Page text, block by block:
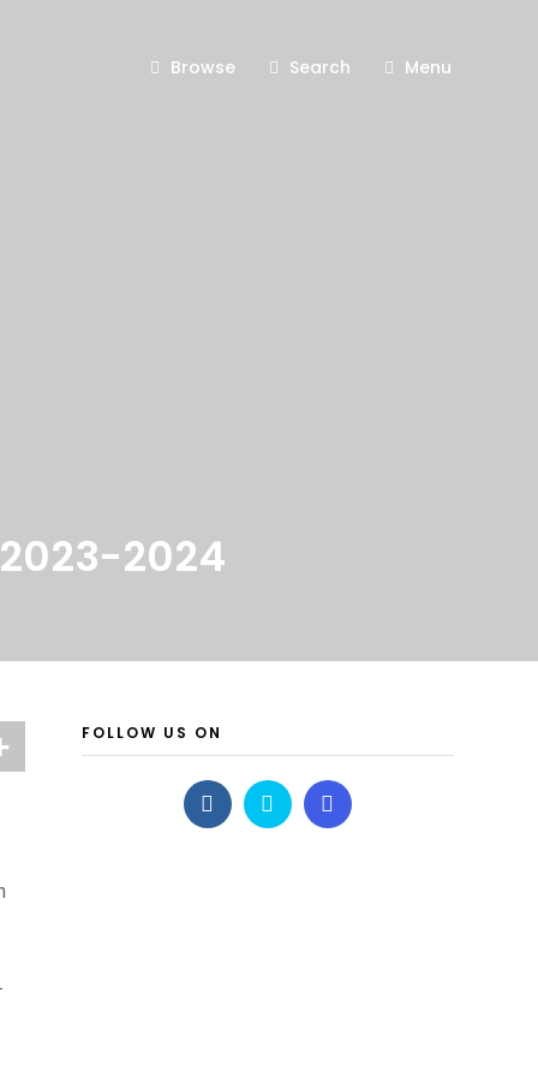
Browse Search Menu
2024
FOLLOW US ON